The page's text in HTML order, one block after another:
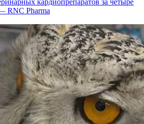
RNC Pharma